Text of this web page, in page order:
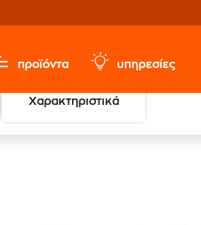
προϊόντα υπηρεσίες
Χαρακτηριστικά